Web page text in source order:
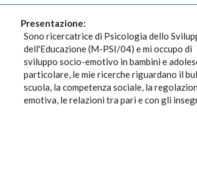
Presentazione:
Sono ricercatrice di Psicologia dello
dell'Educazione (M-PSI/04) e mi occupo di
sviluppo socio-emotivo in bambini e
particolare, le mie ricerche riguardano il
scuola, la competenza sociale, la
emotiva, le relazioni tra pari e con gli